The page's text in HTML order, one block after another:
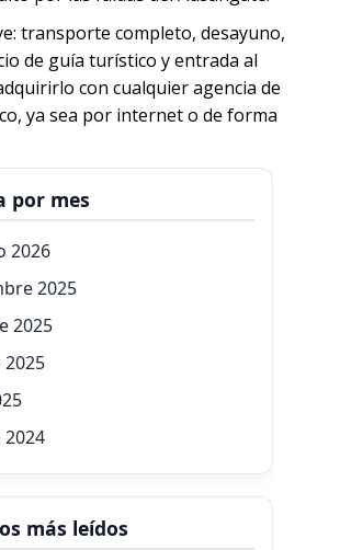
transporte completo, desayuno,
de guía turístico y entrada al
con cualquier agencia de
ya sea por internet o de forma
por mes
2026
2025
2025
más leídos